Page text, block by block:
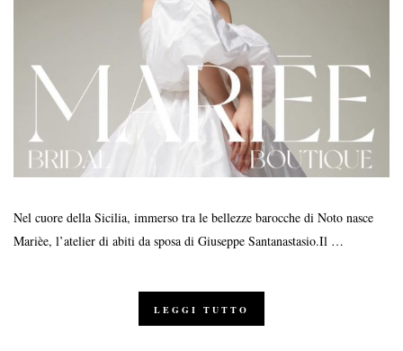
Nel cuore della Sicilia, immerso tra le bellezze barocche di Noto nasce
Marièe, l’atelier di abiti da sposa di Giuseppe Santanastasio.Il …
LEGGI TUTTO